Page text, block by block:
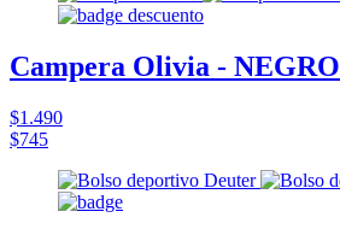
Campera Olivia - NEGRO
$1.490
$745